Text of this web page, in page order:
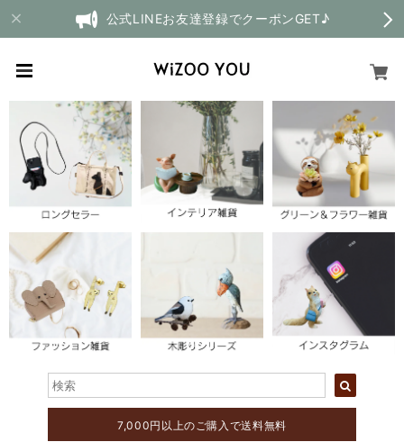
公式LINEお友達登録でクーポンGET♪
7,000円以上のご購入で送料無料